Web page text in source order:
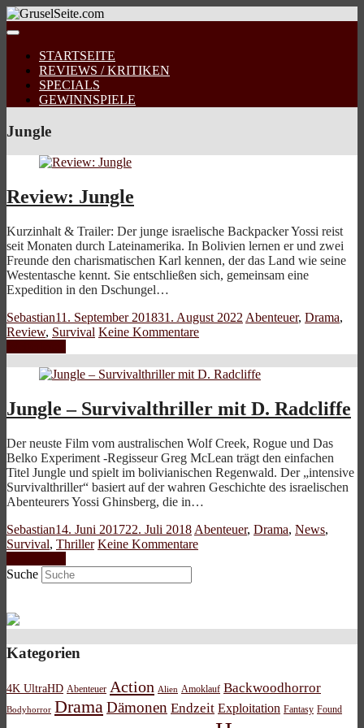
STARTSEITE
REVIEWS / KRITIKEN
SPECIALS
GEWINNSPIELE
Jungle
Review: Jungle
Kurzinhalt & Trailer: Der junge israelische Backpacker Yossi reist
seit Monaten durch Lateinamerika. In Bolivien lernen er und zwei
Freunde den charismatischen Karl kennen, der das Land wie seine
Westentasche kennt. Sie entschließen sich, gemeinsam eine
Expedition in den Dschungel…
Sebastian11. September 201831. August 2022 Abenteuer, Drama,
Review, Survival Keine Kommentare
Jungle – Survivalthriller mit D. Radcliffe
Der neuste Film vom australischen Wolf Creek, Rogue und Das
Belko Experiment -Regisseur Greg McLean trägt den einfachen
Titel Jungle und spielt im bolivianischen Regenwald. Der „intensive
Survivalthriller“ basiert auf der wahren Geschichte des israelischen
Abenteurers Yossi Ghinsberg, die in…
Sebastian14. Juni 201722. Juli 2018 Abenteuer, Drama, News,
Survival, Thriller Keine Kommentare
Suche
Kategorien
4K UltraHD Abenteuer Action Alien Amoklauf Backwoodhorror
Bodyhorror Drama Dämonen Endzeit Exploitation Fantasy Found